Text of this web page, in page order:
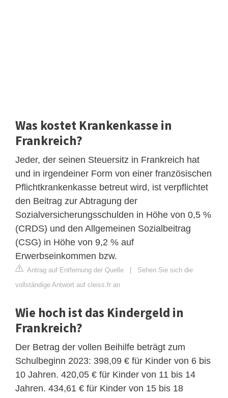
Was kostet Krankenkasse in
Frankreich?
Jeder, der seinen Steuersitz in Frankreich hat
und in irgendeiner Form von einer französischen
Pflichtkrankenkasse betreut wird, ist verpflichtet
den Beitrag zur Abtragung der
Sozialversicherungsschulden in Höhe von 0,5 %
(CRDS) und den Allgemeinen Sozialbeitrag
(CSG) in Höhe von 9,2 % auf
Erwerbseinkommen bzw.
Antrag auf Entfernung der Quelle | Sehen Sie sich die
vollständige Antwort auf cleiss.fr an
Wie hoch ist das Kindergeld in
Frankreich?
Der Betrag der vollen Beihilfe beträgt zum
Schulbeginn 2023: 398,09 € für Kinder von 6 bis
10 Jahren. 420,05 € für Kinder von 11 bis 14
Jahren. 434,61 € für Kinder von 15 bis 18